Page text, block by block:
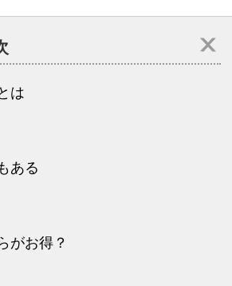
は
ある
がお得？